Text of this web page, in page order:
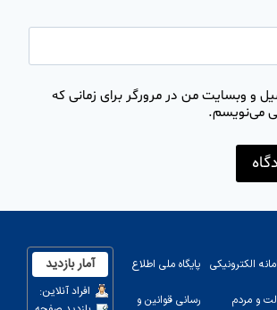
و وبسایت من در مرورگر برای زمانی که
می‌نویسم.
الکترونیکی
و مردم
پایگاه ملی اطلاع
رسانی قوانین و